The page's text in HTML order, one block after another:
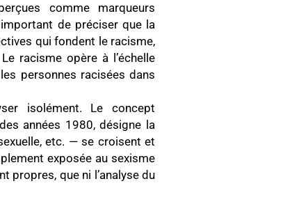
comme marqueurs
de préciser que la
qui fondent le racisme,
racisme opère à l’échelle
personnes racisées dans
isolément. Le concept
années 1980, désigne la
etc. — se croisent et
exposée au sexisme
propres, que ni l’analyse du